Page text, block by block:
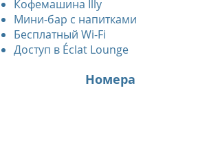
Кофемашина Illy
Мини-бар с напитками
Бесплатный Wi-Fi
Доступ в Éclat Lounge
Номера